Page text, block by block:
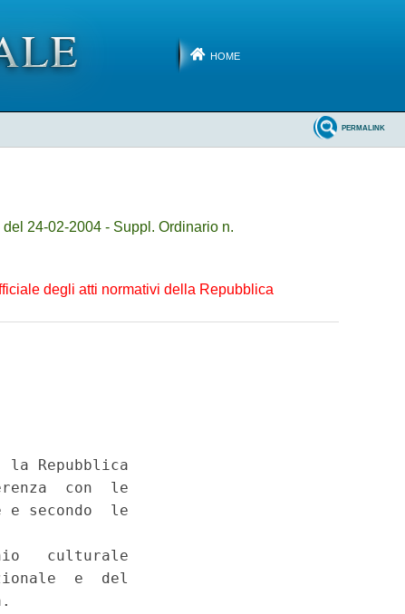
HOME
PERMALINK
24-02-2004 - Suppl. Ordinario n.
degli atti normativi della Repubblica